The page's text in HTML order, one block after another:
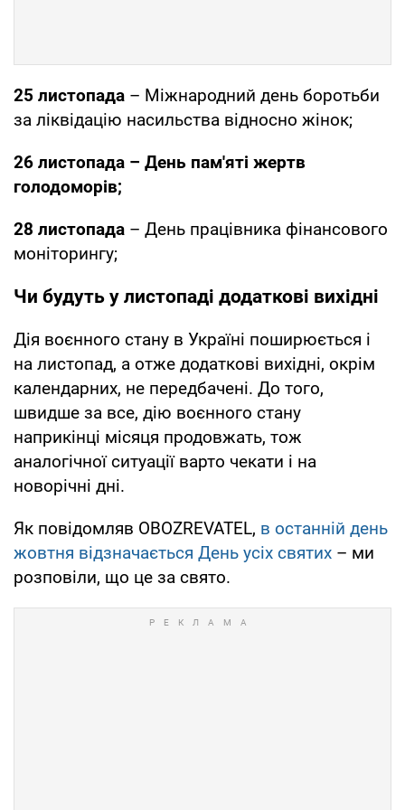
25 листопада – Міжнародний день боротьби
зa ліквідацію насильства відносно жінок;
26 листопада – Дeнь пам'яті жертв
голодоморів;
28 листопада – День працівника фінансового
моніторингу;
Чи будуть у листопаді додаткові вихідні
Дія воєнного стану в Україні поширюється і
на листопад, а отже додаткові вихідні, окрім
календарних, не передбачені. До того,
швидше за все, дію воєнного стану
наприкінці місяця продовжать, тож
аналогічної ситуації варто чекати і на
новорічні дні.
Як повідомляв OBOZREVATEL, в останній день
жовтня відзначається День усіх святих – ми
розповіли, що це за свято.